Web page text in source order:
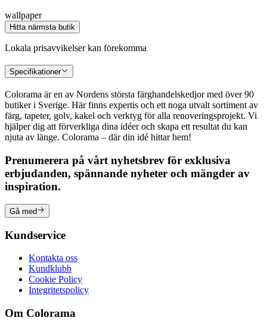
wallpaper
Hitta närmsta butik
Lokala prisavvikelser kan förekomma
Specifikationer
Colorama är en av Nordens största färghandelskedjor med över 90
butiker i Sverige. Här finns expertis och ett noga utvalt sortiment av
färg, tapeter, golv, kakel och verktyg för alla renoveringsprojekt. Vi
hjälper dig att förverkliga dina idéer och skapa ett resultat du kan
njuta av länge. Colorama – där din idé hittar hem!
Prenumerera på vårt nyhetsbrev för exklusiva
erbjudanden, spännande nyheter och mängder av
inspiration.
Gå med
Kundservice
Kontakta oss
Kundklubb
Cookie Policy
Integritetspolicy
Om Colorama